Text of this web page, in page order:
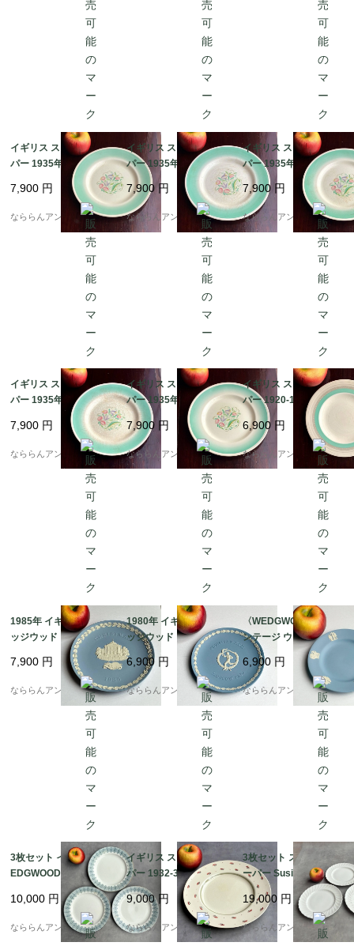
イギリス スージークー
パー 1935年 ドレスデ
ンスプレイ グリーン デ
ィナープレート約23c
m [EY4672]
7,900 円
なららんアンティーク
イギリス スージークー
パー 1935年 ドレスデ
ンスプレイ グリーン デ
ィナープレート約23c
m [EY4670]
7,900 円
なららんアンティーク
イギリス スージークー
パー 1935年 ドレスデ
ンスプレイ グリーン デ
ィナープレート約23c
m [EY4669]
7,900 円
なららんアンティーク
イギリス スージークー
パー 1935年 ドレスデ
ンスプレイ グリーン デ
ィナープレート約23c
7,900 円
なららんアンティーク
イギリス スージークー
パー 1935年 ドレスデ
ンスプレイ グリーン デ
ィナープレート約23c
m [EY3426]
7,900 円
なららんアンティーク
イギリス スージークー
パー 1920-1939 (Art D
eco)年代 ウエディング
リング グリーン プレー
ト(約17.6cm) [EY657
0]
6,900 円
なららんアンティーク
1985年 イギリス ウェ
ッジウッド ジャスパー
ブルー クリスマス イヤ
ー プレート Wedgwoo
d Plate 飾り皿 [EY853
7,900 円
なららんアンティーク
1980年 イギリス ウェ
ッジウッド ジャスパー
ブルー モスクワオリン
ピック OLYMPIAD XXII
MOSCOW 1980 プレー
ト Wedgwood Plate [E
6,900 円
なららんアンティーク
〈WEDGWOOD〉ヴィ
ンテージ ウェッジウッ
ド ジャスパーウェア ペ
ールブルー ギリシャ神
話 プレート 直径16.8c
6,900 円
なららんアンティーク
3枚セット イギリス W
EDGWOOD DENTELL
E レースデザイン アン
ティーク陶器皿 プレー
ト大(約24.5cm) [AA12
10,000 円
なららんアンティーク
イギリス スージークー
パー 1932-39年 フェザ
ーアイ ディナープレー
ト (約25.5cm) [EY471
9]
9,000円
なららんアンティーク
3枚セット スージーク
ーパー Susie Cooper P
irouette C2093 ウエッ
ジウッド ホワイトプレ
ート約21cm [EY5812]
19,000 円
なららんアンティーク